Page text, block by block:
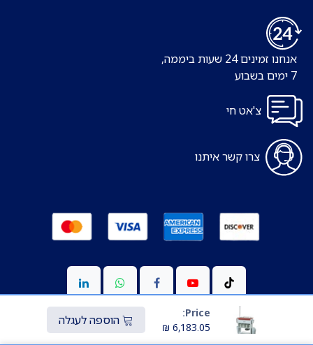
Price:
6,183.05
₪ הוספה לעגלה
אנחנו זמינים 24 שעות ביממה,
צ'אט חי
צרו קשר איתנו